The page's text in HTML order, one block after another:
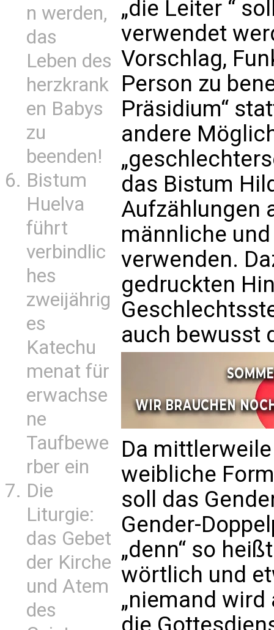
n werden,
das
Leben des
herzkrank
en Babys
zu
beenden!
Bistum
Huelva
führt
verbindlic
hes
zweijährig
es
Katechu
menat für
erwachse
ne
Taufbewe
rber ein
Die
Liturgie:
das Gebet
der Kirche
und Atem
des
„die Leiter “
verwendet
Vorschlag,
Person zu
Präsidium“
andere
das Bistum
Aufzählungen
männliche
verwenden.
gedruckten
auch bewusst
Da
weibliche
soll das
Gender-
„denn“ so
wörtlich und
„niemand